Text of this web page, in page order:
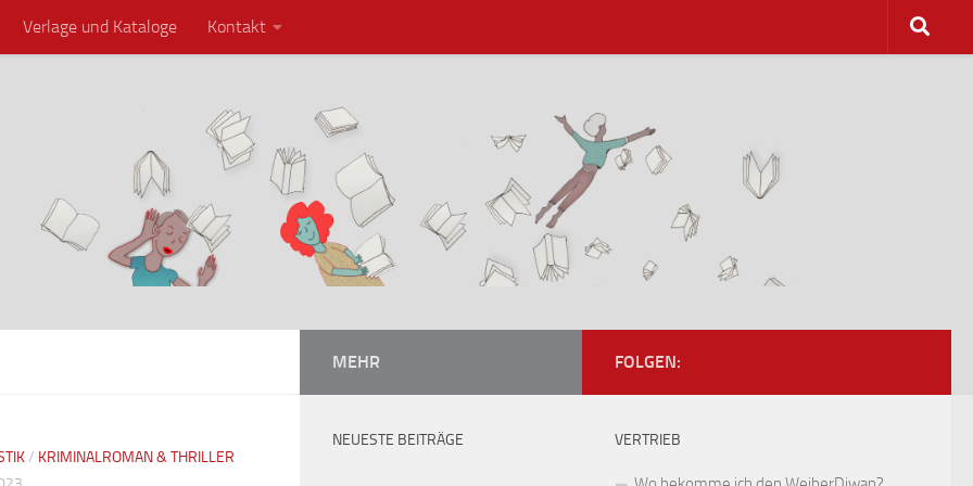
Verlage und Kataloge Kontakt
/ KRIMINALROMAN & THRILLER
FOLGEN:
VERTRIEB
MEHR
NEUESTE BEITRÄGE